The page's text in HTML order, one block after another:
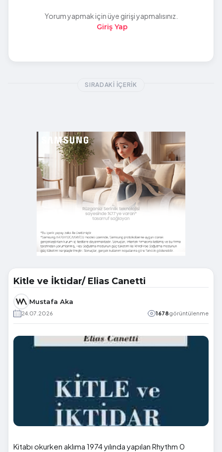
Yorum yapmak için üye girişi yapmalısınız.
Giriş Yap
SIRADAKI İÇERIK
Kitle ve İktidar/ Elias Canetti
Mustafa Aka
24.07.2026 1678görüntülenme
Kitabı okurken aklıma 1974 yılında yapılan Rhythm 0